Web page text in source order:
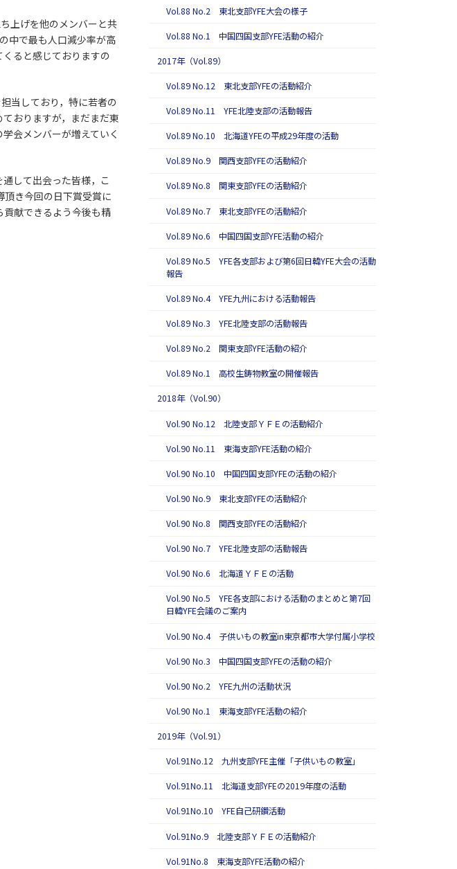
上げを他のメンバーと共
中で最も人口減少率が高
ると感じておりますの
当しており，特に若者の
おりますが，まだまだ東
会メンバーが増えていく
して出会った皆様，こ
き今回の日下賞受賞に
献できるよう今後も精
Vol.88 No.2 東北支部YFE大会の様子
Vol.88 No.1 中国四国支部YFE活動の紹介
2017年（Vol.89）
Vol.89 No.12 東北支部YFEの活動紹介
Vol.89 No.11 YFE北陸支部の活動報告
Vol.89 No.10 北海道YFEの平成29年度の活動
Vol.89 No.9 関西支部YFEの活動紹介
Vol.89 No.8 関東支部YFEの活動紹介
Vol.89 No.7 東北支部YFEの活動紹介
Vol.89 No.6 中国四国支部YFE活動の紹介
Vol.89 No.5 YFE各支部および第6回日韓YFE大会の活動
報告
Vol.89 No.4 YFE九州における活動報告
Vol.89 No.3 YFE北陸支部の活動報告
Vol.89 No.2 関東支部YFE活動の紹介
Vol.89 No.1 高校生鋳物教室の開催報告
2018年（Vol.90）
Vol.90 No.12 北陸支部ＹＦＥの活動紹介
Vol.90 No.11 東海支部YFE活動の紹介
Vol.90 No.10 中国四国支部YFEの活動の紹介
Vol.90 No.9 東北支部YFEの活動紹介
Vol.90 No.8 関西支部YFEの活動紹介
Vol.90 No.7 YFE北陸支部の活動報告
Vol.90 No.6 北海道ＹＦＥの活動
Vol.90 No.5 YFE各支部における活動のまとめと第7回
日韓YFE会議のご案内
Vol.90 No.4 子供いもの教室in東京都市大学付属小学校
Vol.90 No.3 中国四国支部YFEの活動の紹介
Vol.90 No.2 YFE九州の活動状況
Vol.90 No.1 東海支部YFE活動の紹介
2019年（Vol.91）
Vol.91No.12 九州支部YFE主催「子供いもの教室」
Vol.91No.11 北海道支部YFEの2019年度の活動
Vol.91No.10 YFE自己研鑽活動
Vol.91No.9 北陸支部ＹＦＥの活動紹介
Vol.91No.8 東海支部YFE活動の紹介